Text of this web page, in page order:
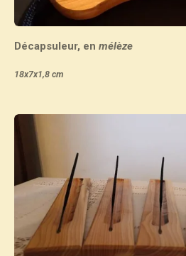
Décapsuleur, en mélèze
18x7x1,8 cm